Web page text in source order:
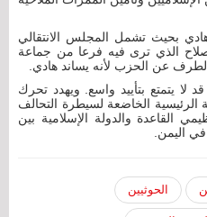
بحيث تشمل المجلس الانتقالي
الذي ترى فيه فرعا من جماعة
عن الحزب لأنه يساند هادي.
لا يتمتع بتأييد واسع. ويهدد تحرك
الرئيسية الخاضعة لسيطرة التحالف
القاعدة والدولة الإسلامية بين
في اليمن.
الحوثيين